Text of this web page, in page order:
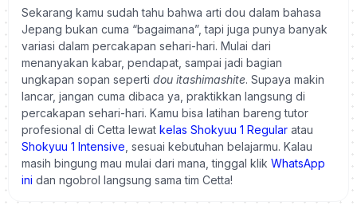
Sekarang kamu sudah tahu bahwa arti dou dalam bahasa
Jepang bukan cuma “bagaimana”, tapi juga punya banyak
variasi dalam percakapan sehari-hari. Mulai dari
menanyakan kabar, pendapat, sampai jadi bagian
ungkapan sopan seperti dou itashimashite. Supaya makin
lancar, jangan cuma dibaca ya, praktikkan langsung di
percakapan sehari-hari. Kamu bisa latihan bareng tutor
profesional di Cetta lewat kelas Shokyuu 1 Regular atau
Shokyuu 1 Intensive , sesuai kebutuhan belajarmu. Kalau
masih bingung mau mulai dari mana, tinggal klik WhatsApp
ini dan ngobrol langsung sama tim Cetta!